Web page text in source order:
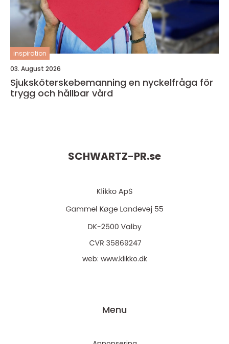
inspiration
03. August 2026
Sjuksköterskebemanning en nyckelfråga för
trygg och hållbar vård
SCHWARTZ-PR.se
web: www.klikko.dk
Menu